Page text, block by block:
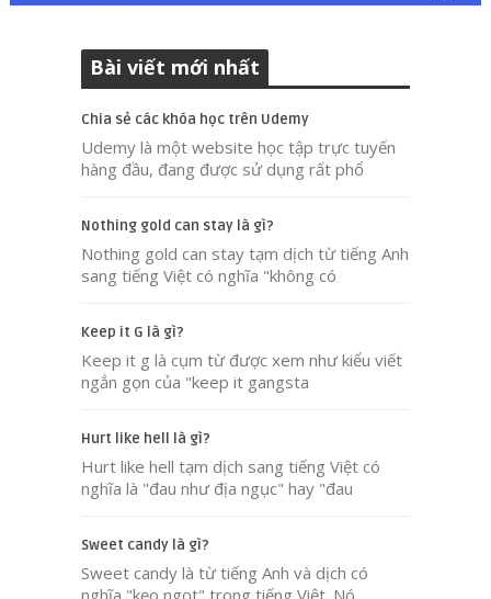
Bài viết mới nhất
Chia sẻ các khóa học trên Udemy
Udemy là một website học tập trực tuyến
hàng đầu, đang được sử dụng rất phổ
Nothing gold can stay là gì?
Nothing gold can stay tạm dịch từ tiếng Anh
sang tiếng Việt có nghĩa "không có
Keep it G là gì?
Keep it g là cụm từ được xem như kiểu viết
ngắn gọn của "keep it gangsta
Hurt like hell là gì?
Hurt like hell tạm dịch sang tiếng Việt có
nghĩa là "đau như địa ngục" hay "đau
Sweet candy là gì?
Sweet candy là từ tiếng Anh và dịch có
nghĩa "kẹo ngọt" trong tiếng Việt. Nó